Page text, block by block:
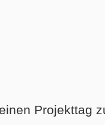
Projekttag